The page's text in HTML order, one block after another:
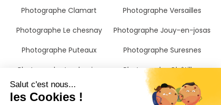
Photographe Clamart
Photographe Versailles
Photographe Le chesnay
Photographe Jouy-en-josas
Photographe Puteaux
Photographe Suresnes
Photographe Le plessis-
robinson
Photographe Châtillon
Photographe Fontenay-aux-
roses